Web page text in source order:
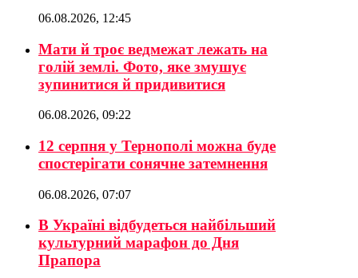
06.08.2026, 12:45
Мати й троє ведмежат лежать на
голій землі. Фото, яке змушує
зупинитися й придивитися
06.08.2026, 09:22
12 серпня у Тернополі можна буде
спостерігати сонячне затемнення
06.08.2026, 07:07
В Україні відбудеться найбільший
культурний марафон до Дня
Прапора